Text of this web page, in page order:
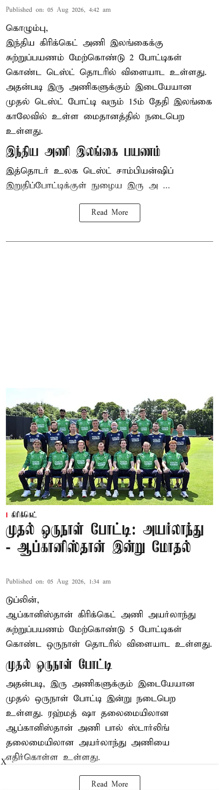
Published on: 05 Aug 2026, 4:42 am
கொழும்பு,
இந்திய கிரிக்கெட் அணி இலங்கைக்கு
சுற்றுப்பயணம் மேற்கொண்டு 2 போட்டிகள்
கொண்ட டெஸ்ட் தொடரில் விளையாட உள்ளது.
அதன்படி இரு அணிகளுக்கும் இடையேயான
முதல் டெஸ்ட் போட்டி வரும் 15ம் தேதி இலங்கை
காலேவில் உள்ள மைதானத்தில் நடைபெற
உள்ளது.
இந்திய அணி இலங்கை பயணம்
இத்தொடர் உலக டெஸ்ட் சாம்பியன்ஷிப்
இறுதிப்போட்டிக்குள் நுழைய இரு அ ...
Read More
கிரிக்கெட்
முதல் ஒருநாள் போட்டி: அயர்லாந்து
- ஆப்கானிஸ்தான் இன்று மோதல்
Published on: 05 Aug 2026, 1:34 am
டுப்லின்,
ஆப்கானிஸ்தான் கிரிக்கெட் அணி அயர்லாந்து
சுற்றுப்பயணம் மேற்கொண்டு 5 போட்டிகள்
கொண்ட ஒருநாள் தொடரில் விளையாட உள்ளது.
முதல் ஒருநாள் போட்டி
அதன்படி, இரு அணிகளுக்கும் இடையேயான
முதல் ஒருநாள் போட்டி இன்று நடைபெற
உள்ளது. ரஹ்மத் ஷா தலைமையிலான
ஆப்கானிஸ்தான் அணி பால் ஸ்டார்லிங்
தலைமையிலான அயர்லாந்து அணியை
எதிர்கொள்ள உள்ளது.
Read More
X